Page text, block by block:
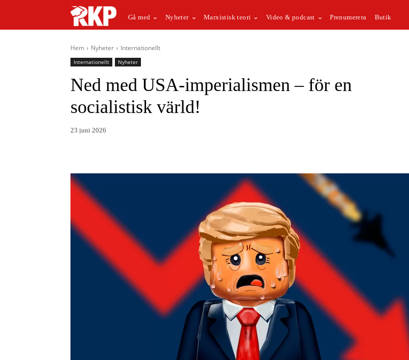
Gå med Nyheter Marxistisk teori Video & podcast Prenumerera Butik
Hem Nyheter Internationellt
Internationellt Nyheter
Ned med USA-imperialismen – för en
socialistisk värld!
23 juni 2026